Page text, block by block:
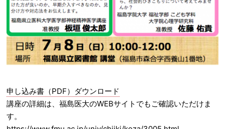
申し込み書（PDF）ダウンロード
講座の詳細は、福島医大のWEBサイトでもご確認いただけま
す。